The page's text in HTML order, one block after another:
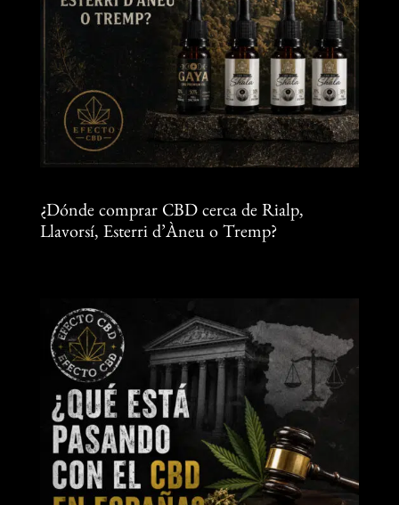
¿Dónde comprar CBD cerca de Rialp,
Llavorsí, Esterri d’Àneu o Tremp?